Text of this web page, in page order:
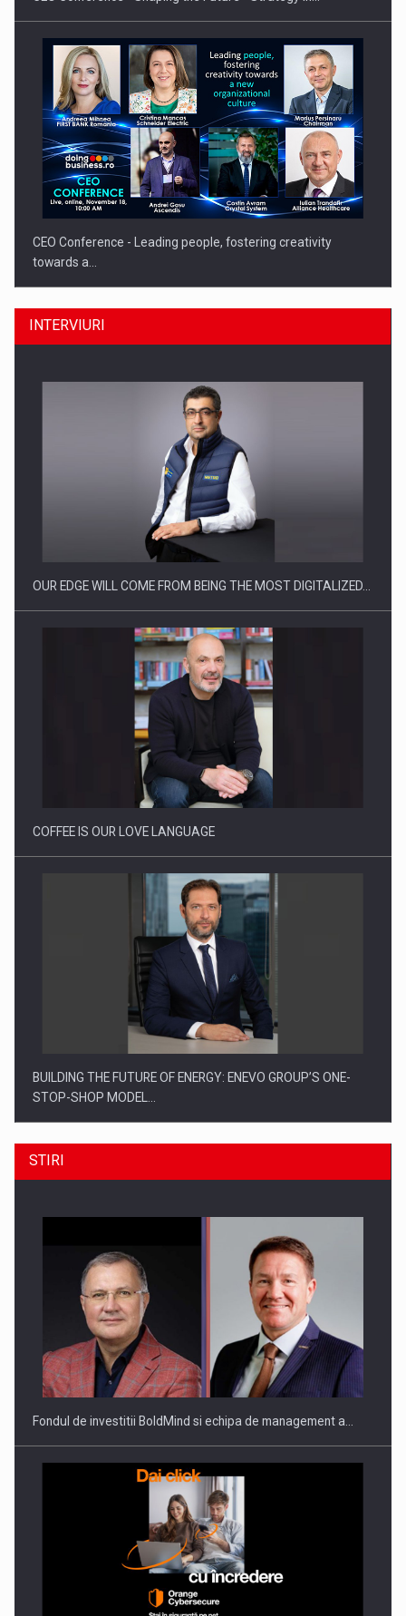
CEO Conference - Leading people, fostering creativity
towards a…
CEO Conference - Shaping The Future - Technology and…
Webinar - Business Evolution-RETHINK STRATEGY-Finantare
Investitii Digitalizare
INTERVIURI
OUR EDGE WILL COME FROM BEING THE MOST DIGITALIZED…
COFFEE IS OUR LOVE LANGUAGE
BUILDING THE FUTURE OF ENERGY: ENEVO GROUP’S ONE-
STOP-SHOP MODEL…
ROOTED IN ROMANIA, BUILT TO DELIVER TECHNOLOGY FOR
THE…
PUTTING ROMANIAN CORPORATE COMPANIES ON THE
STIRI
Fondul de investitii BoldMind si echipa de management a…